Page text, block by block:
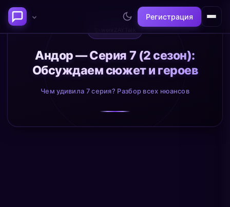
Регистрация
Последние темы
Философия сознания:
где граница между "я" и
Нейронаука и
реальность
Андор — Серия 7 (2 сезон):
Обсуждаем сюжет и героев
Чем удивила 7 серия? Разбор всех нюансов